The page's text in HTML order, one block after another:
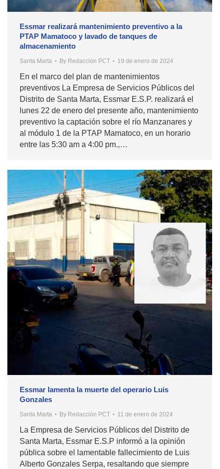
Essmar realizará mantenimiento preventivo a la
PTAP Mamatoco y lavado de tanques de
almacenamiento
Santa Marta By Redacción PCT 19 de enero de 2024
En el marco del plan de mantenimientos
preventivos La Empresa de Servicios Públicos del
Distrito de Santa Marta, Essmar E.S.P. realizará el
lunes 22 de enero del presente año, mantenimiento
preventivo la captación sobre el río Manzanares y
al módulo 1 de la PTAP Mamatoco, en un horario
entre las 5:30 am a 4:00 pm.,…
Essmar lamenta la muerte del operario Luis
Gonzales
Santa Marta By Redacción PCT 11 de enero de 2024
La Empresa de Servicios Públicos del Distrito de
Santa Marta, Essmar E.S.P informó a la opinión
pública sobre el lamentable fallecimiento de Luis
Alberto Gonzales Serpa, resaltando que siempre